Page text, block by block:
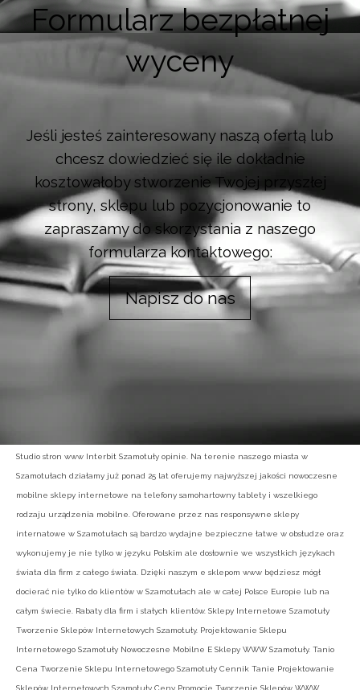
Formularz bezpłatnej
wyceny
Jeśli jesteś zainteresowany naszą ofertą lub
chcesz dowiedzieć się ile dokładnie
kosztowałoby stworzenie Twojej przyszłej
strony, sklepu lub pozycjonowanie to
zapraszamy do skorzystania z naszego
formularza kontaktowego:
Napisz do nas
Studio stron www Interbit Szamotuły opinie. Na terenie naszego miasta w
Szamotułach działamy już ponad 25 lat oferujemy najwyższej jakości nowoczesne
mobilne sklepy internetowe na telefony samohartowny tablety i wszelkiego
rodzaju urządzenia mobilne. Oferowane przez nas responsywne sklepy
internatowe w Szamotułach są bardzo wydajne bezpieczne łatwe w obsłudze oraz
wykonujemy je nie tylko w języku Polskim ale dosłownie we wszystkich językach
świata dla firm z całego świata. Dzięki naszym e sklepom www będziesz mógł
docierać nie tylko do klientów w Szamotułach ale w całej Polsce Europie lub na
całym świecie. Rabaty dla firm i stałych klientów. Sklepy Internetowe Szamotuły
Tworzenie Sklepów Internetowych Szamotuły. Projektowanie Sklepu
Internetowego Szamotuły Nowoczesne Mobilne E Sklepy WWW Szamotuły. Tanio
Cena Tworzenie Sklepu Internetowego Szamotuły Cennik Tanie Projektowanie
Sklepów Internetowych Szamotuły Ceny Promocje Tworzenie Sklepów WWW